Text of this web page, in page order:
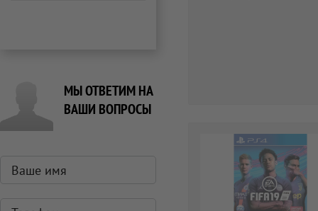
МЫ ОТВЕТИМ НА
ВАШИ ВОПРОСЫ